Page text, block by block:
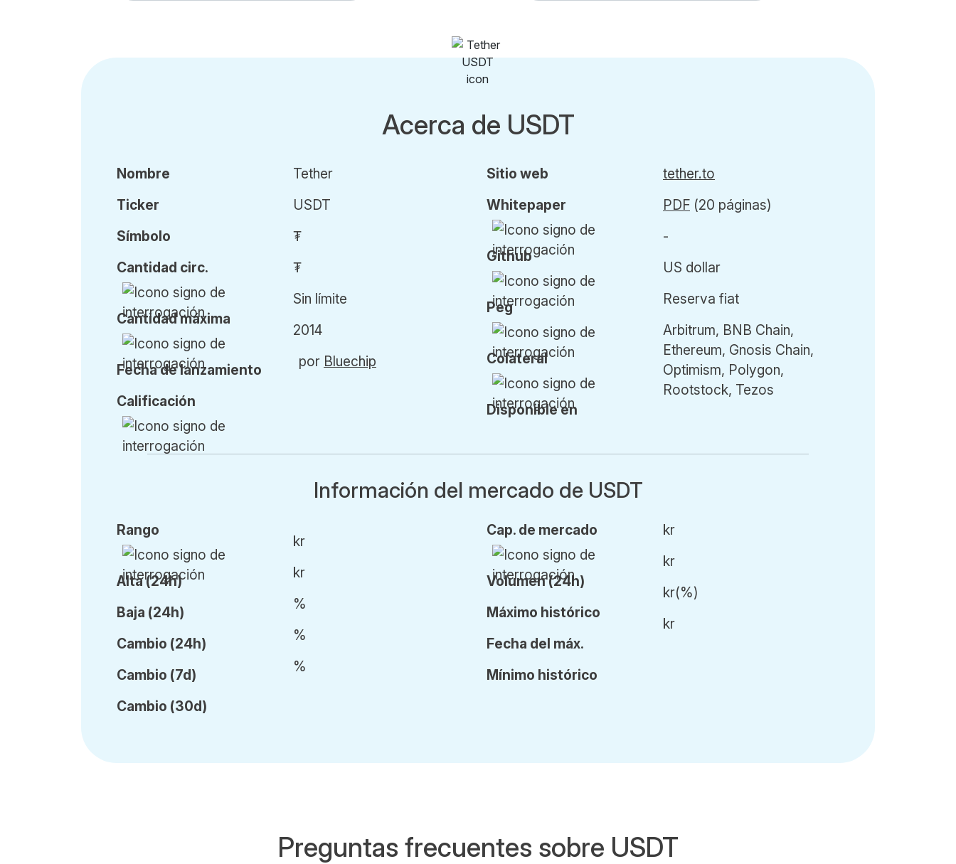
Acerca de USDT
Nombre
Ticker
Símbolo
Cantidad circ.
Cantidadmáxima
Fecha de lanzamiento
Calificación
Tether
USDT
₮
₮
Sin límite
2014
por Bluechip
Sitio web
Whitepaper
Github
Peg
Colateral
Disponible en
tether.to
PDF (20 páginas)
-
US dollar
Reserva fiat
Arbitrum, BNB Chain,
Ethereum, Gnosis Chain,
Optimism, Polygon,
Rootstock, Tezos
Información del mercado de USDT
Rango
Alta (24h)
Baja (24h)
Cambio (24h)
Cambio (7d)
Cambio (30d)
kr
kr
%
%
%
Cap. de mercado
Volumen(24h)
Máximo histórico
Fecha del máx.
Mínimo histórico
kr
kr
kr(%)
kr
Preguntas frecuentes sobre USDT